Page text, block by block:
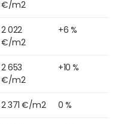
€/m2
2 022
€/m2
+6 %
2 653
€/m2
+10 %
2 371 €/m2 0 %